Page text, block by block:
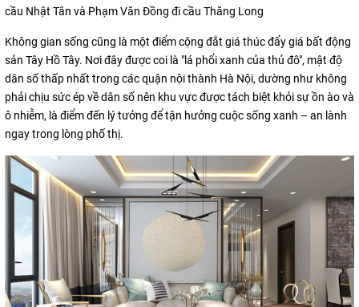
cầu Nhật Tân và Phạm Văn Đồng đi cầu Thăng Long
Không gian sống cũng là một điểm cộng đắt giá thúc đẩy giá bất động
sản Tây Hồ Tây. Nơi đây được coi là "lá phổi xanh của thủ đô", mật độ
dân số thấp nhất trong các quận nội thành Hà Nội, dường như không
phải chịu sức ép về dân số nên khu vực được tách biệt khỏi sự ồn ào và
ô nhiễm, là điểm đến lý tưởng để tận hưởng cuộc sống xanh – an lành
ngay trong lòng phố thị.